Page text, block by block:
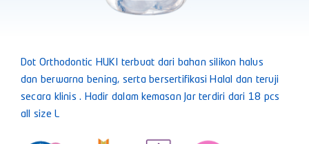
Dot Orthodontic HUKI terbuat dari bahan silikon halus
dan berwarna bening, serta bersertifikasi Halal dan teruji
secara klinis . Hadir dalam kemasan Jar terdiri dari 18 pcs
all size L